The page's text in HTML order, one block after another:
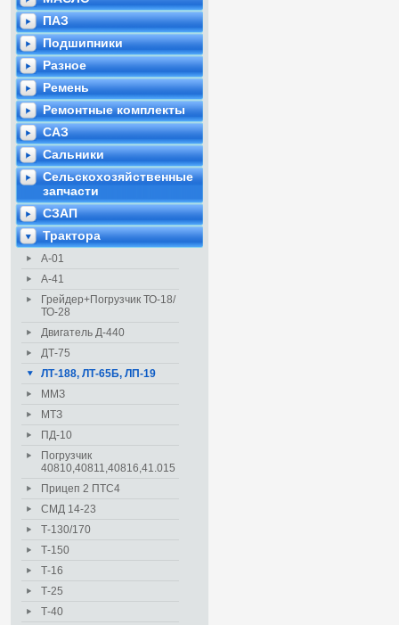
ПАЗ
Подшипники
Разное
Ремень
Ремонтные комплекты
САЗ
Сальники
Сельскохозяйственные
запчасти
СЗАП
Трактора
А-01
А-41
Грейдер+Погрузчик ТО-18/
ТО-28
Двигатель Д-440
ДТ-75
ЛТ-188, ЛТ-65Б, ЛП-19
ММЗ
МТЗ
ПД-10
Погрузчик
40810,40811,40816,41.015
Прицеп 2 ПТС4
СМД 14-23
Т-130/170
Т-150
Т-16
Т-25
Т-40